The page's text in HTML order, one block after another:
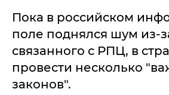
Пока в российском
поле поднялся шум из-
связанного с РПЦ, в
провести несколько
законов".